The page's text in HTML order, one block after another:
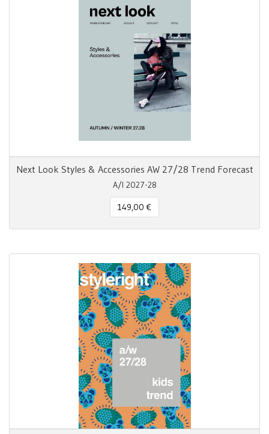
Next Look Styles & Accessories AW 27/28 Trend Forecast
A/I 2027-28
149,00 €